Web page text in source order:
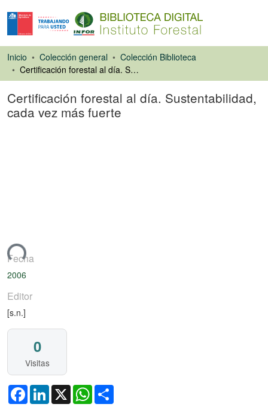
Inicio Colección general
Colección Biblioteca
Certificación forestal al día. Sustentabilidad, cada vez más fuerte
Certificación forestal al día. Sustentabilidad,
cada vez más fuerte
Fecha
2006
Editor
[s.n.]
0
Visitas
FacebookLinkedIn
X WhatsApp